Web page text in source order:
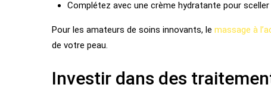
Complétez avec une crème hydratante pour sceller
Pour les amateurs de soins innovants, le massage à
de votre peau.
Investir dans des